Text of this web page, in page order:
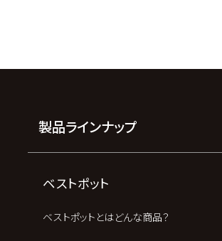
製品ラインナップ
ベストポット
ベストポットとはどんな商品？